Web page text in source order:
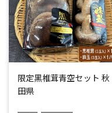
限定黑椎茸青空セット 秋
田県